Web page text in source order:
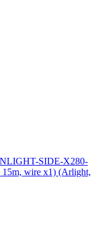
SIDE-X280-
15m, wire x1) (Arlight,